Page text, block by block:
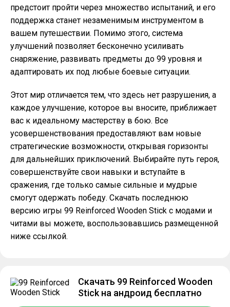
предстоит пройти через множество испытаний, и его
поддержка станет незаменимым инструментом в
вашем путешествии. Помимо этого, система
улучшений позволяет бесконечно усиливать
снаряжение, развивать предметы до 99 уровня и
адаптировать их под любые боевые ситуации.
Этот мир отличается тем, что здесь нет разрушения, а
каждое улучшение, которое вы вносите, приближает
вас к идеальному мастерству в бою. Все
усовершенствования предоставляют вам новые
стратегические возможности, открывая горизонты
для дальнейших приключений. Выбирайте путь героя,
совершенствуйте свои навыки и вступайте в
сражения, где только самые сильные и мудрые
смогут одержать победу. Скачать последнюю
версию игры 99 Reinforced Wooden Stick с модами и
читами вы можете, воспользовавшись размещенной
ниже ссылкой.
Скачать 99 Reinforced Wooden
Stick на андроид бесплатно